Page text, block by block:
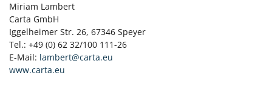
Miriam Lambert
Carta GmbH
Iggelheimer Str. 26, 67346 Speyer
Tel.: +49 (0) 62 32/100 111-26
E-Mail: lambert@carta.eu
www.carta.eu